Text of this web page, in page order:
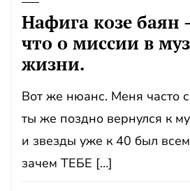
Нафига козе баян
что о миссии в
жизни.
Вот же нюанс. Меня часто
ты же поздно вернулся к
и звезды уже к 40 был
зачем ТЕБЕ […]